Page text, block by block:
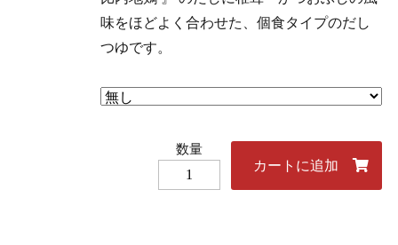
味をほどよく合わせた、個食タイプのだし
つゆです。